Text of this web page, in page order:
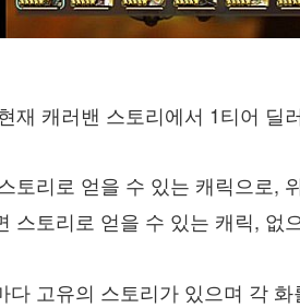
재 캐러밴 스토리에서 1티어 딜
토리로 얻을 수 있는 캐릭으로,
스토리로 얻을 수 있는 캐릭, 없
다 고유의 스토리가 있으며 각